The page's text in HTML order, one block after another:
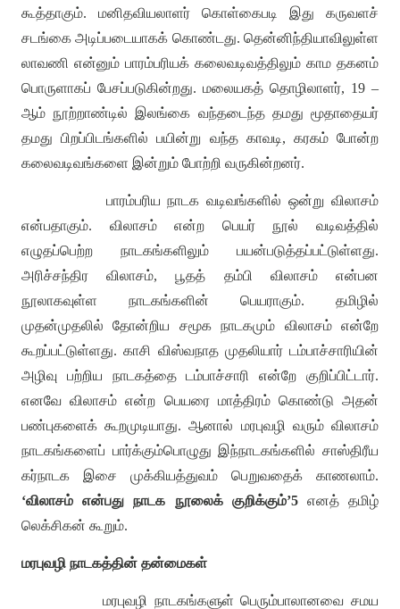
கூத்தாகும். மனிதவியலாளர் கொள்கைபடி இது கருவளச்
சடங்கை அடிப்படையாகக் கொண்டது.தென்னிந்தியாவிலுள்ள
லாவணி என்னும் பாரம்பரியக் கலைவடிவத்திலும் காம தகனம்
பொருளாகப் பேசப்படுகின்றது. மலையகத் தொழிலாளர், 19 –
ஆம் நூற்றாண்டில் இலங்கை வந்தடைந்த தமது மூதாதையர்
தமது பிறப்பிடங்களில் பயின்று வந்த காவடி, கரகம் போன்ற
கலைவடிவங்களை இன்றும் போற்றி வருகின்றனர்.
பாரம்பரிய நாடக வடிவங்களில் ஒன்று விலாசம்
என்பதாகும். விலாசம் என்ற பெயர் நூல் வடிவத்தில்
எழுதப்பெற்ற நாடகங்களிலும் பயன்படுத்தப்பட்டுள்ளது.
அரிச்சந்திர விலாசம்,பூதத் தம்பி விலாசம் என்பன
நூலாகவுள்ள நாடகங்களின் பெயராகும். தமிழில்
முதன்முதலில் தோன்றிய சமூக நாடகமும் விலாசம் என்றே
கூறப்பட்டுள்ளது.காசி விஸ்வநாத முதலியார் டம்பாச்சாரியின்
அழிவு பற்றிய நாடகத்தை டம்பாச்சாரி என்றே குறிப்பிட்டார்.
எனவே விலாசம் என்ற பெயரை மாத்திரம் கொண்டு அதன்
பண்புகளைக் கூறமுடியாது.ஆனால் மரபுவழி வரும் விலாசம்
நாடகங்களைப் பார்க்கும்பொழுது இந்நாடகங்களில் சாஸ்திரீய
கர்நாடக இசை முக்கியத்துவம் பெறுவதைக் காணலாம்.
‘விலாசம் என்பது நாடக நூலைக் குறிக்கும்’5
எனத் தமிழ்
லெக்சிகன் கூறும்.
மரபுவழி நாடகத்தின் தன்மைகள்
மரபுவழி நாடகங்களுள் பெரும்பாலானவை சமய